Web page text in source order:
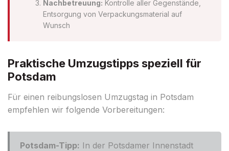
Nachbetreuung: Kontrolle aller Gegenstände,
Entsorgung von Verpackungsmaterial auf
Wunsch
Praktische Umzugstipps speziell für
Potsdam
Für einen reibungslosen Umzugstag in Potsdam
empfehlen wir folgende Vorbereitungen:
Potsdam-Tipp: In der Potsdamer Innenstadt